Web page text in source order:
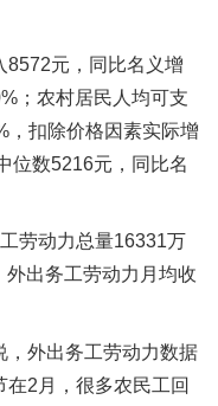
8572元，同比名义增
；农村居民人均可支
，扣除价格因素实际增
位数5216元，同比名
劳动力总量16331万
外出务工劳动力月均收
，外出务工劳动力数据
2月，很多农民工回